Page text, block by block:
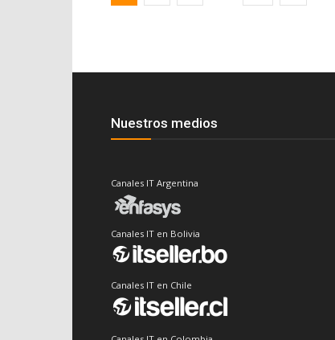
Nuestros medios
Canales IT Argentina
Canales IT en Bolivia
Canales IT en Chile